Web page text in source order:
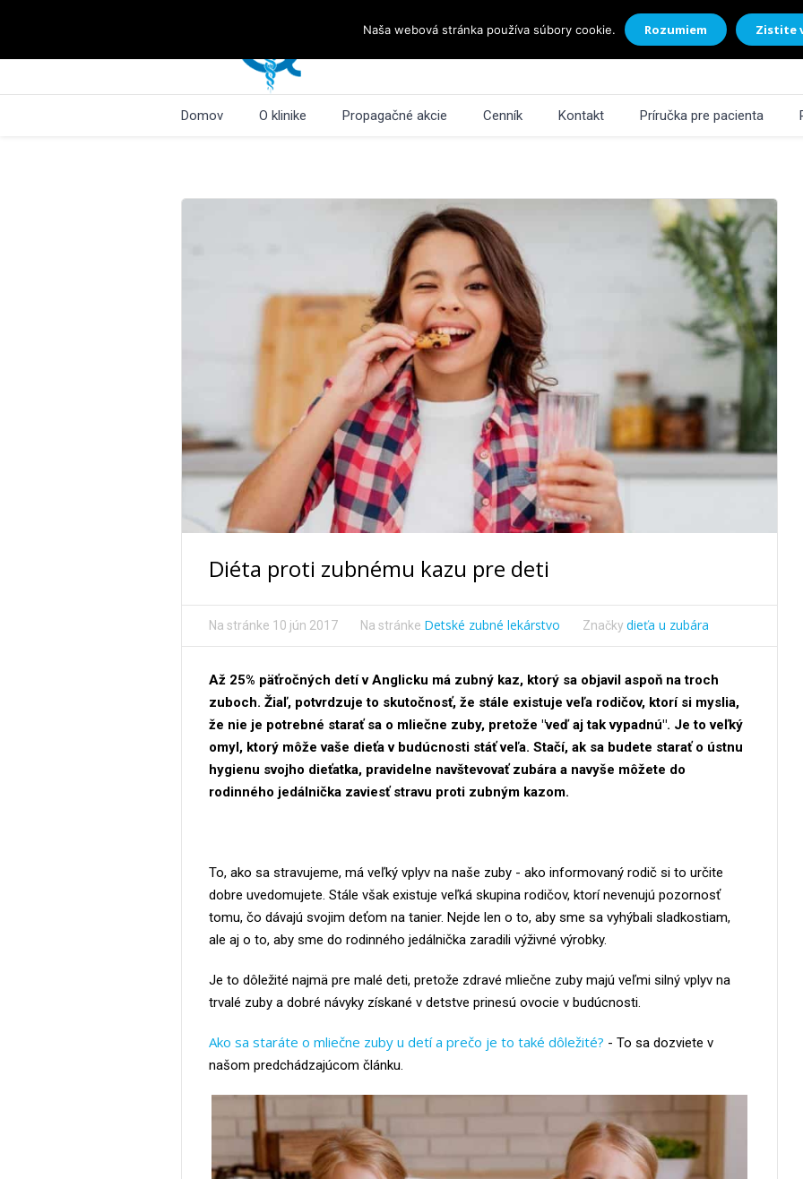
Domov O klinike Propagačné akcie Cenník Kontakt Príručka pre pacienta
Diéta proti zubnému kazu pre deti
Na stránke 10 jún 2017 Na stránke Detské zubné lekárstvo Značky dieťa u zubára
Až 25% päťročných detí v Anglicku má zubný kaz, ktorý sa objavil aspoň na troch
zuboch. Žiaľ, potvrdzuje to skutočnosť, že stále existuje veľa rodičov, ktorí si myslia,
že nie je potrebné starať sa o mliečne zuby, pretože "veď aj tak vypadnú". Je to veľký
omyl, ktorý môže vaše dieťa v budúcnosti stáť veľa. Stačí, ak sa budete starať o ústnu
hygienu svojho dieťatka, pravidelne navštevovať zubára a navyše môžete do
rodinného jedálnička zaviesť stravu proti zubným kazom.
To, ako sa stravujeme, má veľký vplyv na naše zuby - ako informovaný rodič si to určite
dobre uvedomujete. Stále však existuje veľká skupina rodičov, ktorí nevenujú pozornosť
tomu, čo dávajú svojim deťom na tanier. Nejde len o to, aby sme sa vyhýbali sladkostiam,
ale aj o to, aby sme do rodinného jedálnička zaradili výživné výrobky.
Je to dôležité najmä pre malé deti, pretože zdravé mliečne zuby majú veľmi silný vplyv na
trvalé zuby a dobré návyky získané v detstve prinesú ovocie v budúcnosti.
Ako sa staráte o mliečne zuby u detí a prečo je to také dôležité? - To sa dozviete v
našom predchádzajúcom článku.
Naša webová stránka používa súbory cookie. Rozumiem Zistite